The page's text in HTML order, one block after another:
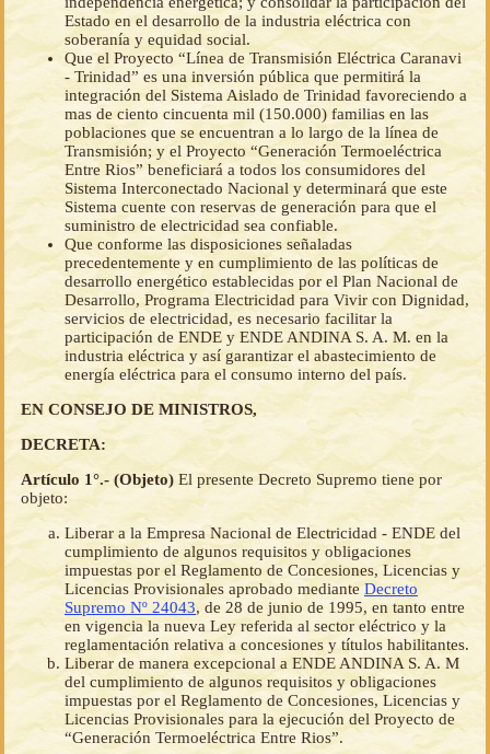
Estado en el desarrollo de la industria eléctrica con
soberanía y equidad social.
Que el Proyecto “Línea de Transmisión Eléctrica Caranavi
- Trinidad” es una inversión pública que permitirá la
integración del Sistema Aislado de Trinidad favoreciendo a
mas de ciento cincuenta mil (150.000) familias en las
poblaciones que se encuentran a lo largo de la línea de
Transmisión; y el Proyecto “Generación Termoeléctrica
Entre Rios” beneficiará a todos los consumidores del
Sistema Interconectado Nacional y determinará que este
Sistema cuente con reservas de generación para que el
suministro de electricidad sea confiable.
Que conforme las disposiciones señaladas
precedentemente y en cumplimiento de las políticas de
desarrollo energético establecidas por el Plan Nacional de
Desarrollo, Programa Electricidad para Vivir con Dignidad,
servicios de electricidad, es necesario facilitar la
participación de ENDE y ENDE ANDINA S. A. M. en la
industria eléctrica y así garantizar el abastecimiento de
energía eléctrica para el consumo interno del país.
EN CONSEJO DE MINISTROS,
DECRETA:
Artículo 1°.- (Objeto) El presente Decreto Supremo tiene por
objeto:
Liberar a la Empresa Nacional de Electricidad - ENDE del
cumplimiento de algunos requisitos y obligaciones
impuestas por el Reglamento de Concesiones, Licencias y
Licencias Provisionales aprobado medianteDecreto
Supremo Nº 24043, de 28 de junio de 1995, en tanto entre
en vigencia la nueva Ley referida al sector eléctrico y la
reglamentación relativa a concesiones y títulos habilitantes.
Liberar de manera excepcional a ENDE ANDINA S. A. M
del cumplimiento de algunos requisitos y obligaciones
impuestas por el Reglamento de Concesiones, Licencias y
Licencias Provisionales para la ejecución del Proyecto de
“Generación Termoeléctrica Entre Rios”.